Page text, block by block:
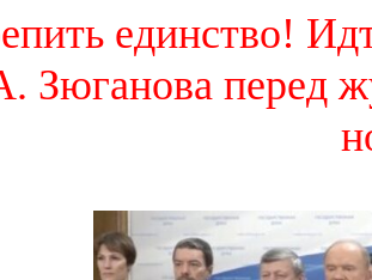
единство!
Зюганова перед